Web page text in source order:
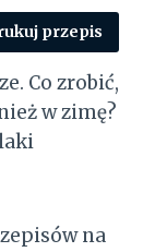
przepis
Co zrobić,
w zimę?
na